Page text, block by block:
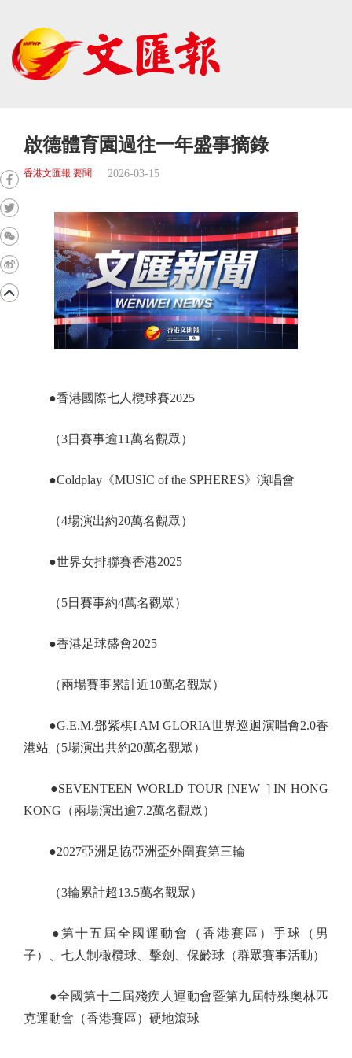
啟德體育園過往一年盛事摘錄
香港文匯報 要聞 2026-03-15
●香港國際七人欖球賽2025
（3日賽事逾11萬名觀眾）
●Coldplay《MUSIC of the SPHERES》演唱會
（4場演出約20萬名觀眾）
●世界女排聯賽香港2025
（5日賽事約4萬名觀眾）
●香港足球盛會2025
（兩場賽事累計近10萬名觀眾）
●G.E.M.鄧紫棋I AM GLORIA世界巡迴演唱會2.0香
港站（5場演出共約20萬名觀眾）
●SEVENTEEN WORLD TOUR [NEW_] IN HONG
KONG（兩場演出逾7.2萬名觀眾）
●2027亞洲足協亞洲盃外圍賽第三輪
（3輪累計超13.5萬名觀眾）
●第十五屆全國運動會（香港賽區）手球（男
子）、七人制橄欖球、擊劍、保齡球（群眾賽事活動）
●全國第十二屆殘疾人運動會暨第九屆特殊奧林匹
克運動會（香港賽區）硬地滾球